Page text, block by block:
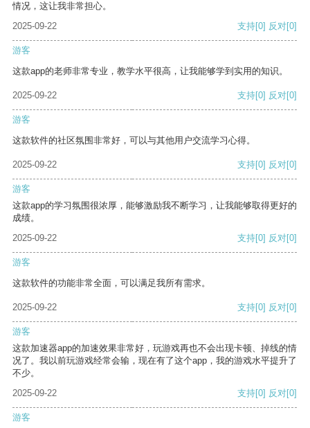
情况，这让我非常担心。
2025-09-22
支持[0] 反对[0]
游客
这款app的老师非常专业，教学水平很高，让我能够学到实用的知识。
2025-09-22 支持[0] 反对[0]
游客
这款软件的社区氛围非常好，可以与其他用户交流学习心得。
2025-09-22 支持[0] 反对[0]
游客
这款app的学习氛围很浓厚，能够激励我不断学习，让我能够取得更好的
成绩。
2025-09-22
支持[0] 反对[0]
游客
这款软件的功能非常全面，可以满足我所有需求。
2025-09-22 支持[0] 反对[0]
游客
这款加速器app的加速效果非常好，玩游戏再也不会出现卡顿、掉线的情
况了。我以前玩游戏经常会输，现在有了这个app，我的游戏水平提升了
不少。
2025-09-22
支持[0] 反对[0]
游客